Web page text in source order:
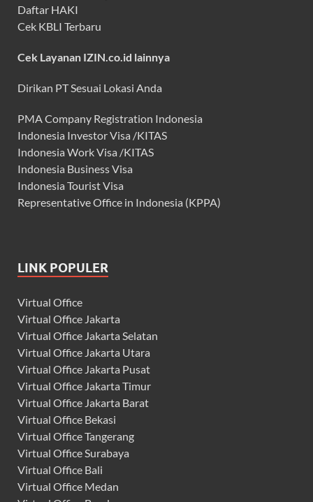
Daftar HAKI
Cek KBLI Terbaru
Cek Layanan IZIN.co.id lainnya
Dirikan PT Sesuai Lokasi Anda
PMA Company Registration Indonesia
Indonesia Investor Visa /KITAS
Indonesia Work Visa /KITAS
Indonesia Business Visa
Indonesia Tourist Visa
Representative Office in Indonesia (KPPA)
LINK POPULER
Virtual Office
Virtual Office Jakarta
Virtual Office Jakarta Selatan
Virtual Office Jakarta Utara
Virtual Office Jakarta Pusat
Virtual Office Jakarta Timur
Virtual Office Jakarta Barat
Virtual Office Bekasi
Virtual Office Tangerang
Virtual Office Surabaya
Virtual Office Bali
Virtual Office Medan